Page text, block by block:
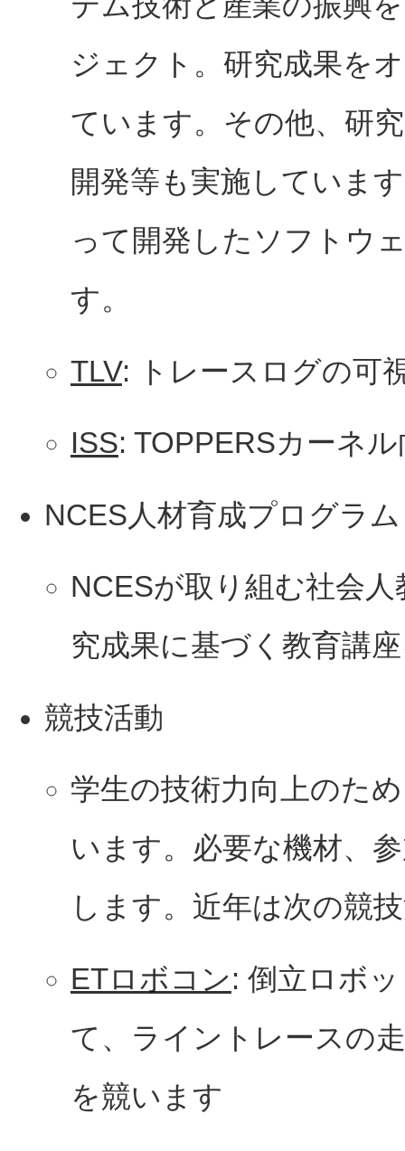
ジェクト。研究成果を
ています。その他、研
開発等も実施していま
って開発したソフトウ
す。
TLV: トレースログの可
ISS: TOPPERSカーネ
NCES人材育成プログラ
NCESが取り組む社会
究成果に基づく教育講
競技活動
学生の技術力向上のた
います。必要な機材、
します。近年は次の競
ETロボコン: 倒立ロボ
て、ライントレースの
を競います